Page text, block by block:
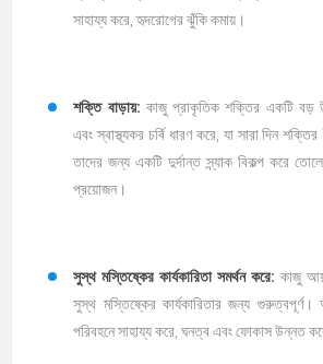
সাহায্য করে, হৃদরোগের ঝুঁকি কমায়।
শক্তি বাড়ায়: কাজু প্রাকৃতিক শক্তির একটি বড়
এবং স্বাস্থ্যকর চর্বি ধারণ করে, যা সারা দিন
তাদের জন্য একটি দুর্দান্ত স্ন্যাক বিকল্প করে
প্রয়োজন।
সুস্থ মস্তিষ্কের কার্যকারিতা সমর্থন করে: কাজু
সুস্থ মস্তিষ্কের কার্যকারিতার জন্য
পরিবহনে সাহায্য করে, ঘনত্ব এবং ফোকাস উন্নত